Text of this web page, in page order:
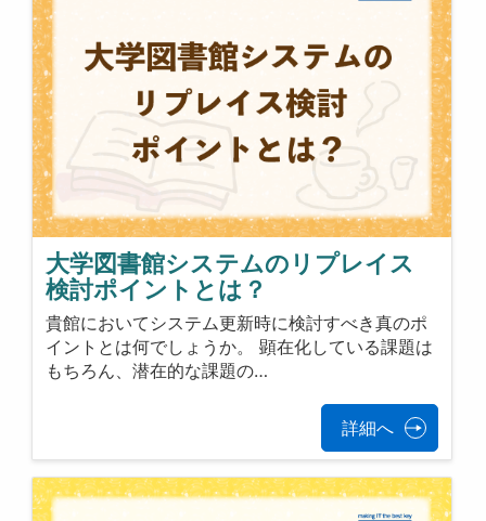
大学図書館システムのリプレイス
検討ポイントとは？
貴館においてシステム更新時に検討すべき真のポ
イントとは何でしょうか。 顕在化している課題は
もちろん、潜在的な課題の…
詳細へ